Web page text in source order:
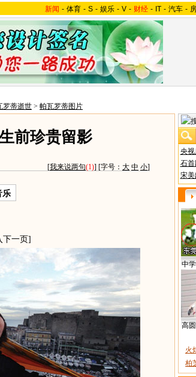
新闻 - 体育 - S - 娱乐 - V - 财经 - IT - 汽车 -
罗蒂逝世 > 帕瓦罗蒂图片
前珍贵留影
[我来说两句(1)] [字号： 大 中 小]
乐
下一页]
央视
石
宋
中
高
火
柏